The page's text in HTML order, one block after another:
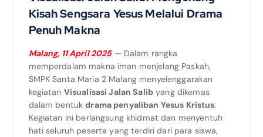
Kisah Sengsara Yesus Melalui Drama
Penuh Makna
Malang, 11 April 2025— Dalam rangka
memperdalam makna iman menjelang Paskah,
SMPK Santa Maria 2 Malang menyelenggarakan
kegiatan Visualisasi Jalan Salib yang dikemas
dalam bentukdrama penyaliban Yesus Kristus.
Kegiatan ini berlangsung khidmat dan menyentuh
hati seluruh peserta yang terdiri dari para siswa,